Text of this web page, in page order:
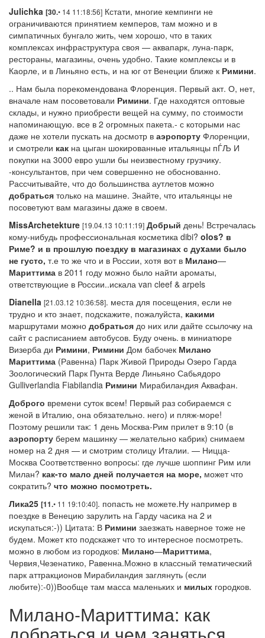
Julichka [30.• 14 11:18:56] Кстати, многие кемпинги не
ограничиваются принятием кемперов, там можно и в
симпатичных бунгало жить, чем хорошо, что в таких
комплексах инфраструктура своя — аквапарк, луна-парк,
рестораны, магазины, очень удобно. Такие комплексы и в
Каорле, и в Линьяно есть, и на юг от Венеции ближе к Римини.
.. Нам была порекомендована Флоренция. Первый акт. О, нет,
вначале нам посоветовали Римини. Где находятся оптовые
склады, и нужно приобрести вещей на сумму, по стоимости
напоминающую. все в 2 огромных пакета.- с которыми нас
даже не хотели пускать на досмотр в аэропорту Флоренции,
и смотрели как на цыган шокированные итальянцы пЃЉ И
покупки на 3000 евро ушли бы неизвестному грузчику.
-консультантов, при чем совершенно не обоснованно.
Рассчитывайте, что до большинства аутлетов можно
добраться только на машине. Знайте, что итальянцы не
посоветуют вам магазины даже в своем.
MissArchetekture [19.04.13 10:11:19] Добрый день! Встречалась
кому-нибудь профессиональная косметика dibi? olos? в
Риме? и в прошлую поездку в магазинах с дуxами было
не густо, т.е то же что и в России, хотя вот в Милано—
Мариттима в 2011 году можно было найти ароматы,
ответствующие в России..искала van cleef & arpels
Dianella [21.03.12 10:36:58]. места для посещения, если не
трудно и кто знает, подскажите, пожалуйста, какими
маршрутами можно добраться до них или дайте ссылочку на
сайт с расписанием автобусов. Буду очень. в миниатюре
Визерба ди Римини, Римини Дом бабочек Милано
Мариттима (Равенна) Парк Живой Природы Озеро Гарда
Зоологический Парк Пунта Верде Линьяно Сабьядоро
Gulliverlandia Fiabilandia Римини Мирабиландия Аквафан.
Доброго времени суток всем! Первый раз собираемся с
женой в Италию, она обязательно. него) и пляж-море!
Поэтому решили так: 1 день Москва-Рим прилет в 9:10 (в
аэропорту берем машинку — желательно кабрик) снимаем
номер на 2 дня — и смотрим столицу Италии. — Ницца-
Москва Соответственно вопросы: где лучше шоппинг Рим или
Милан? как-то мало дней получается на море, может что
сократить? что можно посмотреть.
Лика25 [11.• 11 19:10:40]. попасть не можете.Ну например в
поездке в Венецию зарулить на Гарду часика на 2 и
искупаться:-)) Цитата: В Римини заезжать наверное тоже не
будем. Может кто подскажет что то интересное посмотреть.
можно в любом из городков: Милано—Мариттима,
Червия,Чезенатико, Равенна.Можно в классный тематический
парк аттракционов Мирабиландия заглянуть (если
любите):-0))Вообще там масса маленьких и милых городков.
Милано-Мариттима: как